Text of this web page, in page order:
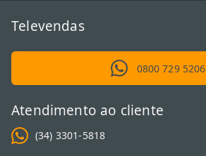
Televendas
0800 729 5206
Atendimento ao cliente
(34) 3301-5818